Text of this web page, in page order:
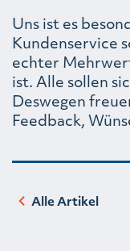
Uns ist es
Kundenservice
echter
ist. Alle sollen
Deswegen
Feedback,
Alle Artikel